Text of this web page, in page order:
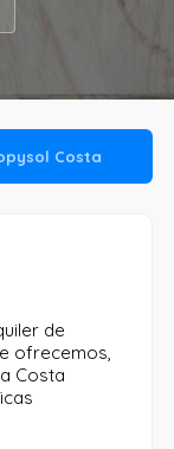
Costa
de
ofrecemos,
Costa